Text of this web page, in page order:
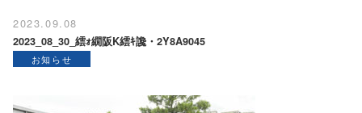
2023.09.08
2023_08_30_繧ｫ繝阪Κ繧ｷ讒・2Y8A9045
お知らせ